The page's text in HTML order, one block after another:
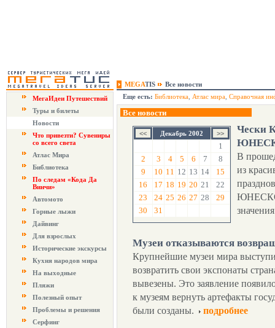
MEGATIS
Все новости
МегаИдеи Путешествий
Туры и билеты
Новости
Что привезти? Сувениры
со всего света
Атлас Мира
Библиотека
По следам «Кода Да
Винчи»
Автомото
Горные лыжи
Дайвинг
Для взрослых
Исторические экскурсы
Кухня народов мира
На выходные
Пляжи
Полезный опыт
Проблемы и решения
Серфинг
Еще есть: Библиотека Атлас мира Справочная
Все новости
Декабрь 2002
1
2
3 4 5 6 7
8
9
10 11 12 13 14
15
16
17 18 19 20 21
22
23
24 25 26 27 28
29
30
31
Чески
В
из
ЮНЕСКО
Музеи отказываются
Крупнейшие музеи мира
возвратить свои экспонаты
вывезены. Это заявление
к музеям вернуть артефакты
были созданы.
подробнее